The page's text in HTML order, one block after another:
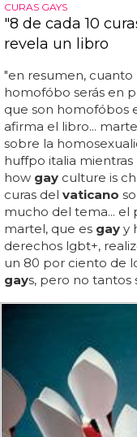
CURAS GAYS
"8 de cada 10
revela un libro
"en resumen, cuanto
homofóbo serás en
que son homofóbos
afirma el libro...
sobre la
huffpo italia
how gay culture is
curas del vaticano
mucho del tema... el
martel, que es gay y
derechos lgbt+,
un 80 por ciento de
gays, pero no tantos